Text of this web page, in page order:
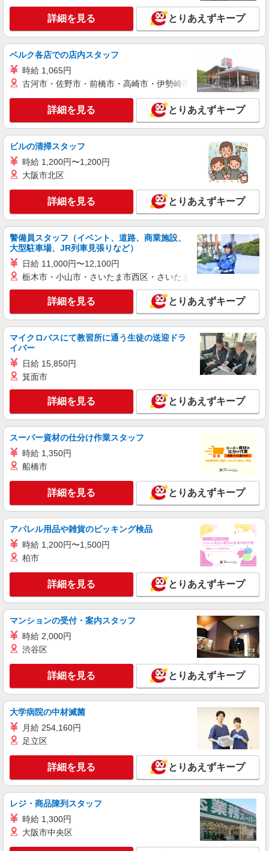
詳細を見る とりあえずキープ
ベルク各店での店内スタッフ
時給 1,065円
古河市・佐野市・前橋市・高崎市・伊勢崎市・太田市・館林市
詳細を見る とりあえずキープ
ビルの清掃スタッフ
時給 1,200円〜1,200円
大阪市北区
詳細を見る とりあえずキープ
警備員スタッフ（イベント、道路、商業施設、
大型駐車場、JR列車見張りなど）
日給 11,000円〜12,100円
栃木市・小山市・さいたま市西区・さいたま市岩槻区・久喜市・
詳細を見る とりあえずキープ
マイクロバスにて教習所に通う生徒の送迎ドラ
イバー
日給 15,850円
箕面市
詳細を見る とりあえずキープ
スーパー資材の仕分け作業スタッフ
時給 1,350円
船橋市
詳細を見る とりあえずキープ
アパレル用品や雑貨のピッキング検品
時給 1,200円〜1,500円
柏市
詳細を見る とりあえずキープ
マンションの受付・案内スタッフ
時給 2,000円
渋谷区
詳細を見る とりあえずキープ
大学病院の中材滅菌
月給 254,160円
足立区
詳細を見る とりあえずキープ
レジ・商品陳列スタッフ
時給 1,300円
大阪市中央区